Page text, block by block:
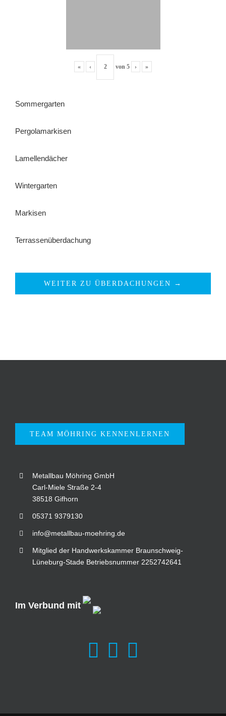
« ‹ von 5 › »
Sommergarten
Pergolamarkisen
Lamellendächer
Wintergarten
Markisen
Terrassenüberdachung
WEITER ZU ÜBERDACHUNGEN →
TEAM MÖHRING KENNENLERNEN
Metallbau Möhring GmbH
Carl-Miele Straße 2-4
38518 Gifhorn
05371 9379130
info@metallbau-moehring.de
Mitglied der Handwerkskammer Braunschweig-
Lüneburg-Stade Betriebsnummer 2252742641
Im Verbund mit